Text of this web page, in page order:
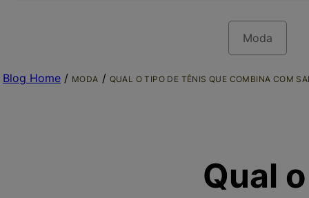
Moda
Blog Home / MODA / QUAL O TIPO DE TÊNIS QUE COMBINA COM
Qual